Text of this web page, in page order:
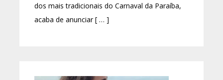
dos mais tradicionais do Carnaval da Paraíba,
acaba de anunciar [ … ]